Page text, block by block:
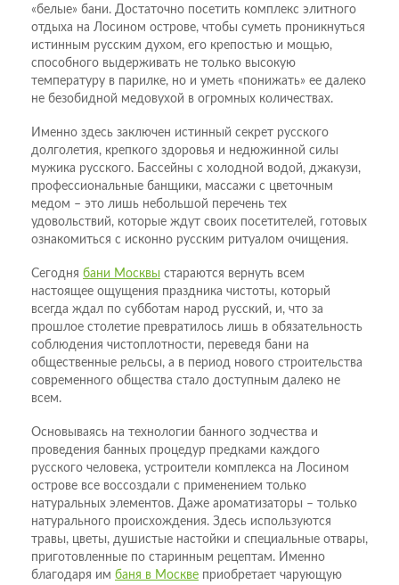
«белые» бани. Достаточно посетить комплекс элитного
отдыха на Лосином острове, чтобы суметь проникнуться
истинным русским духом, его крепостью и мощью,
способного выдерживать не только высокую
температуру в парилке, но и уметь «понижать» ее далеко
не безобидной медовухой в огромных количествах.
Именно здесь заключен истинный секрет русского
долголетия, крепкого здоровья и недюжинной силы
мужика русского. Бассейны с холодной водой, джакузи,
профессиональные банщики, массажи с цветочным
медом – это лишь небольшой перечень тех
удовольствий, которые ждут своих посетителей, готовых
ознакомиться с исконно русским ритуалом очищения.
Сегодня бани Москвы стараются вернуть всем
настоящее ощущения праздника чистоты, который
всегда ждал по субботам народ русский, и, что за
прошлое столетие превратилось лишь в обязательность
соблюдения чистоплотности, переведя бани на
общественные рельсы, а в период нового строительства
современного общества стало доступным далеко не
всем.
Основываясь на технологии банного зодчества и
проведения банных процедур предками каждого
русского человека, устроители комплекса на Лосином
острове все воссоздали с применением только
натуральных элементов. Даже ароматизаторы – только
натурального происхождения. Здесь используются
травы, цветы, душистые настойки и специальные отвары,
приготовленные по старинным рецептам. Именно
благодаря им баня в Москве приобретает чарующую